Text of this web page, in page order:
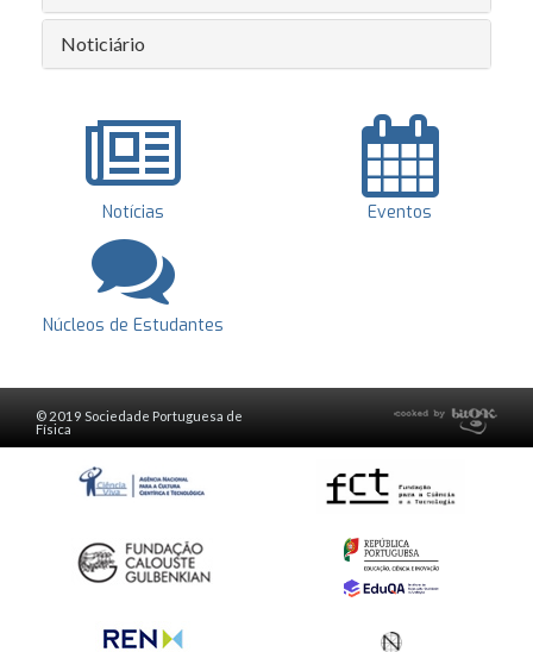
Noticiário
Notícias Eventos
Núcleos de Estudantes
© 2019 Sociedade Portuguesa de
Física